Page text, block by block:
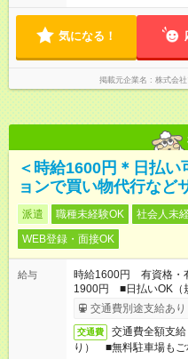
気になる！
掲載元企業名 株式会社
＜時給1600円＊日払
ョンで買い物代行など
派遣 職種未経験OK 社会人未
WEB登録・面接OK
給与
時給1600円 有資格・
1900円 ■日払いOK（
交通費別途支給あり
交通費
交通費全額支
り） ■無料駐車場もご